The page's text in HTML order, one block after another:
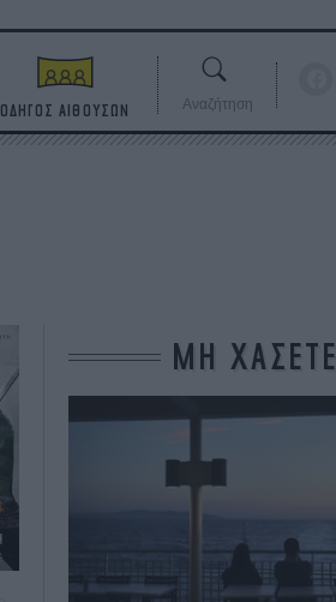
ΟΔΗΓΟΣ ΑΙΘΟΥΣΩΝ Αναζήτηση
ΜΗ ΧΑΣΕΤΕ